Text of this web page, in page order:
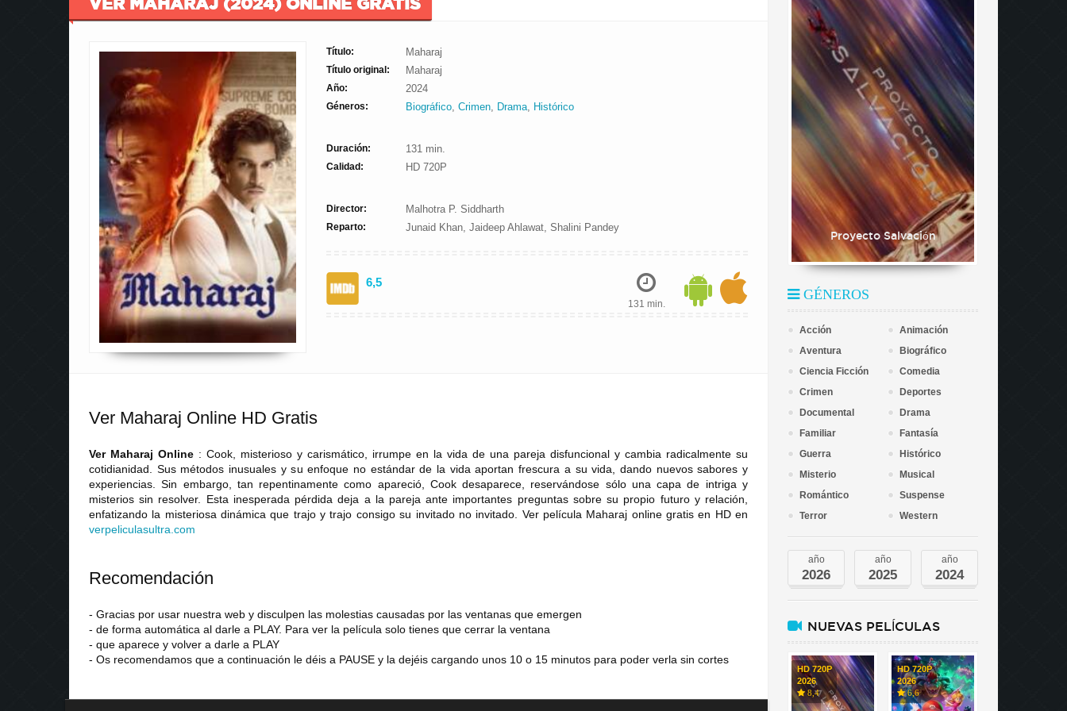
Título: Maharaj
Título original: Maharaj
Año: 2024
Géneros: Biográfico, Crimen, Drama, Histórico
Duración: 131 min.
Calidad: HD 720P
Director: Malhotra P. Siddharth
Reparto: Junaid Khan, Jaideep Ahlawat, Shalini Pandey
6,5
131 min.
Ver Maharaj Online HD Gratis
Ver Maharaj Online : Cook, misterioso y carismático, irrumpe en la vida de una pareja disfuncional y cambia radicalmente su
cotidianidad. Sus métodos inusuales y su enfoque no estándar de la vida aportan frescura a su vida, dando nuevos sabores y
experiencias. Sin embargo, tan repentinamente como apareció, Cook desaparece, reservándose sólo una capa de intriga y
misterios sin resolver. Esta inesperada pérdida deja a la pareja ante importantes preguntas sobre su propio futuro y relación,
enfatizando la misteriosa dinámica que trajo y trajo consigo su invitado no invitado. Ver película Maharaj online gratis en HD en
verpeliculasultra com
Recomendación
- Gracias por usar nuestra web y disculpen las molestias causadas por las ventanas que emergen
- de forma automática al darle a PLAY. Para ver la película solo tienes que cerrar la ventana
- que aparece y volver a darle a PLAY
- Os recomendamos que a continuación le déis a PAUSE y la dejéis cargando unos 10 o 15 minutos para poder verla sin cortes
Proyecto Salvación
GÉNEROS
Acción
Animación
Aventura
Biográfico
Ciencia Ficción
Comedia
Crimen
Deportes
Documental
Drama
Familiar
Fantasía
Guerra
Histórico
Misterio
Musical
Romántico
Suspense
Terror
Western
año
2026
año
2025
año
2024
NUEVAS PELÍCULAS
HD 720P
2026
8,4
HD 720P
2026
6,6